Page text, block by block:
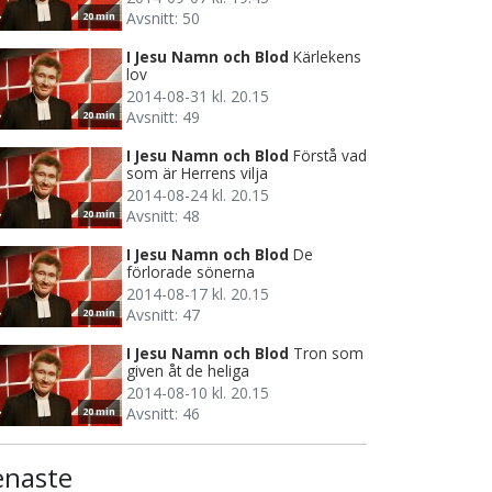
20 min
Avsnitt: 50
20 min
I Jesu Namn och Blod Kärlekens
lov
2014-08-31 kl. 20.15
Avsnitt: 49
20 min
I Jesu Namn och Blod Förstå vad
som är Herrens vilja
2014-08-24 kl. 20.15
Avsnitt: 48
20 min
I Jesu Namn och Blod De
förlorade sönerna
2014-08-17 kl. 20.15
Avsnitt: 47
20 min
I Jesu Namn och Blod Tron som
given åt de heliga
2014-08-10 kl. 20.15
Avsnitt: 46